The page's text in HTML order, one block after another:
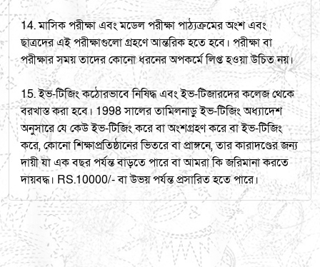
14. মাসিক পরীক্ষা এবং মডেল পরীক্ষা পাঠ্যক্রমের অংশ এবং
ছাত্রদের এই পরীক্ষাগুলো গ্রহণে আন্তরিক হতে হবে। পরীক্ষা বা
পরীক্ষার সময় তাদের কোনো ধরনের অপকর্মে লিপ্ত হওয়া উচিত নয়।
15. ইভ-টিজিং কঠোরভাবে নিষিদ্ধ এবং ইভ-টিজারদের কলেজ থেকে
বরখাস্ত করা হবে। 1998 সালের তামিলনাড়ু ইভ-টিজিং অধ্যাদেশ
অনুসারে যে কেউ ইভ-টিজিং করে বা অংশগ্রহণ করে বা ইভ-টিজিং
করে, কোনো শিক্ষাপ্রতিষ্ঠানের ভিতরে বা প্রাঙ্গনে, তার কারাদণ্ডের জন্য
দায়ী যা এক বছর পর্যন্ত বাড়তে পারে বা আমরা কি জরিমানা করতে
দায়বদ্ধ। RS.10000/- বা উভয় পর্যন্ত প্রসারিত হতে পারে।